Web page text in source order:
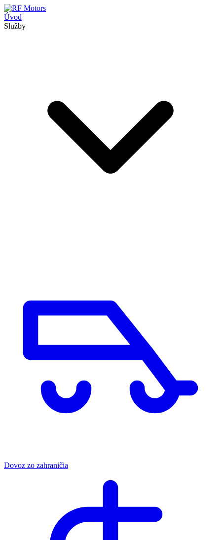
Úvod
Služby
Dovoz zo zahraničia